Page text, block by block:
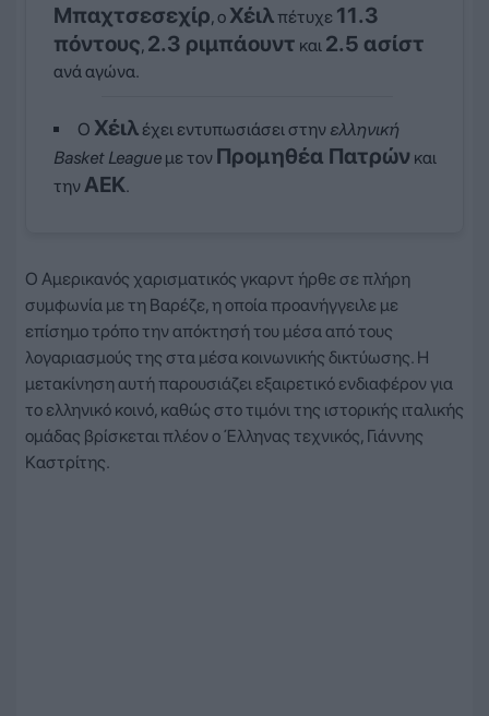
Μπαχτσεσεχίρ, ο Χέιλπέτυχε 11.3
πόντους, 2.3 ριμπάουντ και 2.5 ασίστ
ανά αγώνα.
Ο Χέιλ έχει εντυπωσιάσει στην ελληνική
Basket League με τον Προμηθέα Πατρών και
την ΑΕΚ.
Ο Αμερικανός χαρισματικός γκαρντ ήρθε σε πλήρη
συμφωνία με τη Βαρέζε, η οποία προανήγγειλε με
επίσημο τρόπο την απόκτησή του μέσα από τους
λογαριασμούς της στα μέσα κοινωνικής δικτύωσης. Η
μετακίνηση αυτή παρουσιάζει εξαιρετικό ενδιαφέρον για
το ελληνικό κοινό, καθώς στο τιμόνι της ιστορικής ιταλικής
ομάδας βρίσκεται πλέον ο Έλληνας τεχνικός, Γιάννης
Καστρίτης.